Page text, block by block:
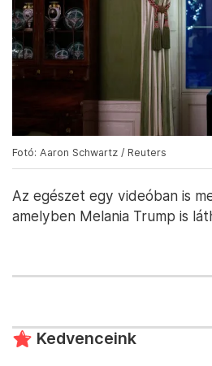
Fotó: Aaron Schwartz / Reuters
Az egészet egy videóban is
amelyben Melania Trump is
Kedvenceink